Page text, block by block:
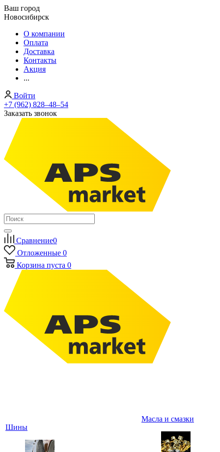
Ваш город
Новосибирск
О компании
Оплата
Доставка
Контакты
Акция
...
Войти
+7 (962) 828‒48‒54
Заказать звонок
Сравнение0
Отложенные 0
Корзина пуста 0
Шины
Масла и смазки